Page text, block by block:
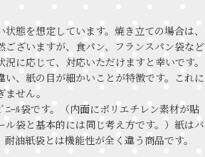
態を想定しています。焼き立ての場合は、
ございますが、食パン、フランスパン袋など
に応じて、対応いただけますと幸いです。
、紙の目が細かいことが特徴です。これに
せん。
ｰﾙ袋です。（内面にポリエチレン素材が貼
ル袋と基本的には同じ考え方です。）紙はバ
油紙袋とは機能性が全く違う商品です。